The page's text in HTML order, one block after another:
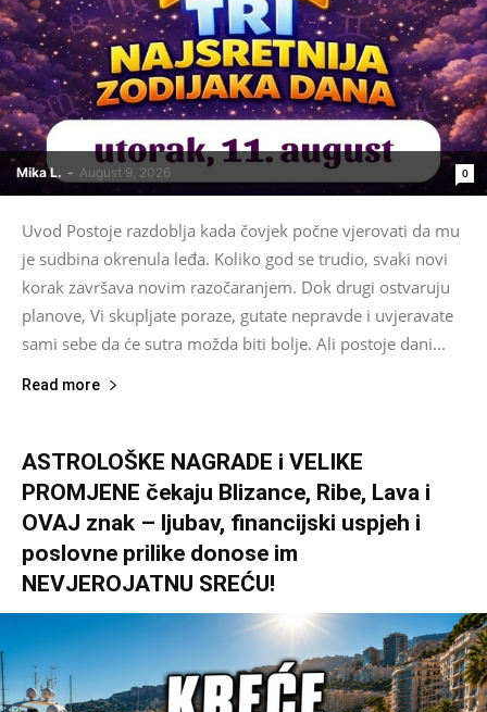
Mika L. - August 9, 2026 0
Uvod Postoje razdoblja kada čovjek počne vjerovati da mu
je sudbina okrenula leđa. Koliko god se trudio, svaki novi
korak završava novim razočaranjem. Dok drugi ostvaruju
planove, Vi skupljate poraze, gutate nepravde i uvjeravate
sami sebe da će sutra možda biti bolje. Ali postoje dani...
Read more
ASTROLOŠKE NAGRADE i VELIKE
PROMJENE čekaju Blizance, Ribe, Lava i
OVAJ znak – ljubav, financijski uspjeh i
poslovne prilike donose im
NEVJEROJATNU SREĆU!